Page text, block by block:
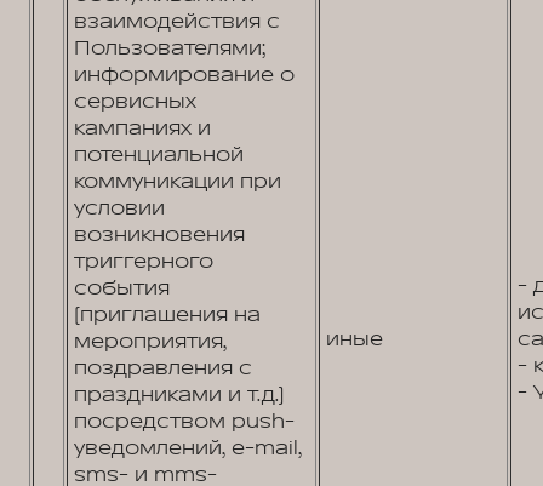
взаимодействия с
Пользователями;
информирование о
сервисных
кампаниях и
потенциальной
коммуникации при
условии
возникновения
триггерного
события
(приглашения на
мероприятия,
поздравления с
праздниками и т.д.)
посредством push-
уведомлений, e-mail,
sms- и mms-
иные
-
-
-